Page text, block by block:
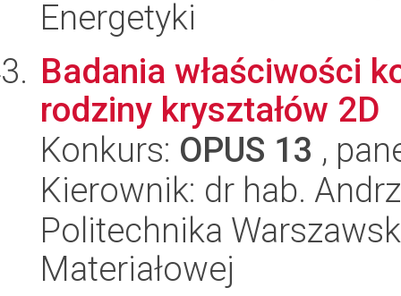
Energetyki
Badania właściwości
rodziny kryształów 2D
Konkurs: OPUS 13 ,
Kierownik: dr hab.
Politechnika
Materiałowej